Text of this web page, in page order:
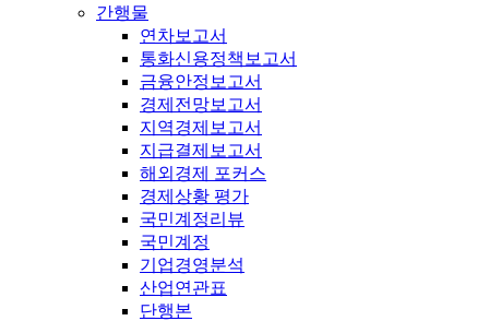
간행물
연차보고서
통화신용정책보고서
금융안정보고서
경제전망보고서
지역경제보고서
지급결제보고서
해외경제 포커스
경제상황 평가
국민계정리뷰
국민계정
기업경영분석
산업연관표
단행본